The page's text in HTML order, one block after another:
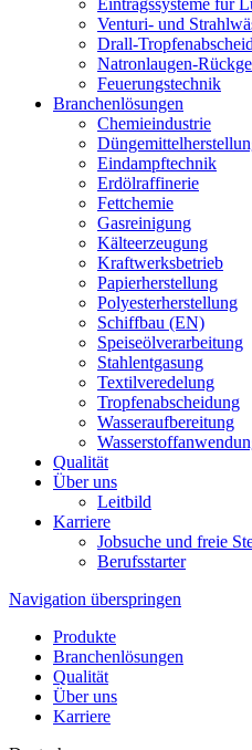
Eintragssysteme für
Venturi- und
Drall-
Natronlaugen-
Feuerungstechnik
Branchenlösungen
Chemieindustrie
Eindampftechnik
Erdölraffinerie
Fettchemie
Gasreinigung
Kälteerzeugung
Kraftwerksbetrieb
Papierherstellung
Polyesterherstellung
Schiffbau (EN)
Speiseölverarbeitung
Stahlentgasung
Textilveredelung
Tropfenabscheidung
Wasseraufbereitung
Qualität
Über uns
Leitbild
Karriere
Jobsuche und freie
Berufsstarter
Navigation überspringen
Produkte
Branchenlösungen
Qualität
Über uns
Karriere